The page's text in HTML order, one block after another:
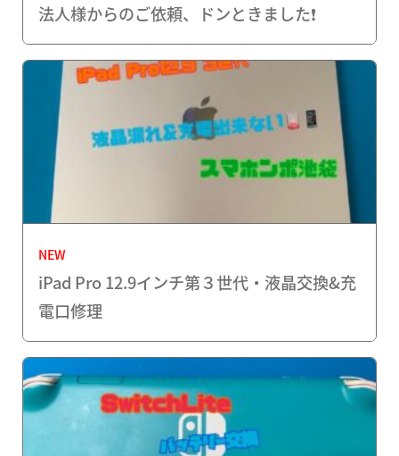
法人様からのご依頼、ドンときました❗️
NEW
iPad Pro 12.9インチ第３世代・液晶交換&充
電口修理